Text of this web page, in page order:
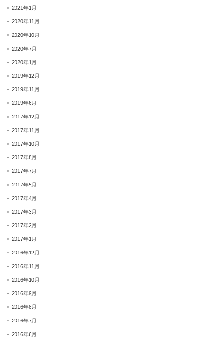
2021年1月
2020年11月
2020年10月
2020年7月
2020年1月
2019年12月
2019年11月
2019年6月
2017年12月
2017年11月
2017年10月
2017年8月
2017年7月
2017年5月
2017年4月
2017年3月
2017年2月
2017年1月
2016年12月
2016年11月
2016年10月
2016年9月
2016年8月
2016年7月
2016年6月